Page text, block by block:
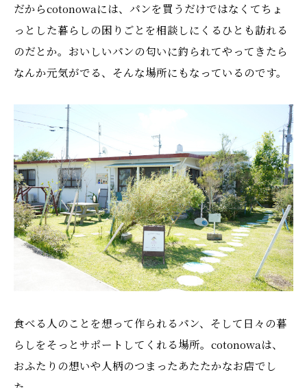
だからcotonowaには、パンを買うだけではなくてちょ
っとした暮らしの困りごとを相談しにくるひとも訪れる
のだとか。おいしいパンの匂いに釣られてやってきたら
なんか元気がでる、そんな場所にもなっているのです。
食べる人のことを想って作られるパン、そして日々の暮
らしをそっとサポートしてくれる場所。cotonowaは、
おふたりの想いや人柄のつまったあたたかなお店でし